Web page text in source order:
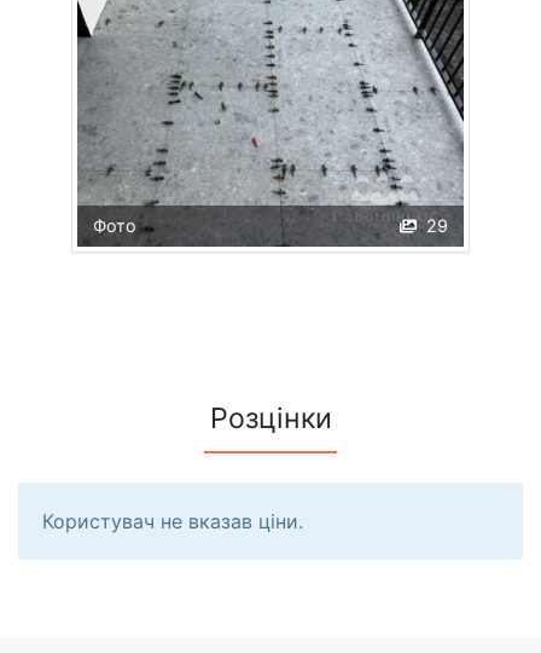
29
Фото
Розцінки
Користувач не вказав ціни.